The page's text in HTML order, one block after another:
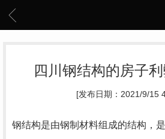
四川钢结构的房子
[发布日期：2021/9/15
钢结构是由钢制材料组成的结构，